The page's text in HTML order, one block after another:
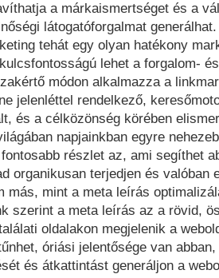
a márkaismertséget és a
látogatóforgalmat generálhat.
tehát egy olyan hatékony
lehet a forgalom-
módon alkalmazza a
jelenléttel rendelkező,
és a célközönség körében
napjainkban egyre
részlet az, ami segíthet
organikusan terjedjen és valóban
más, mint a meta leírás
szerint a meta leírás az a rövid,
oldalakon megjelenik a
óriási jelentősége van
és átkattintást generáljon a